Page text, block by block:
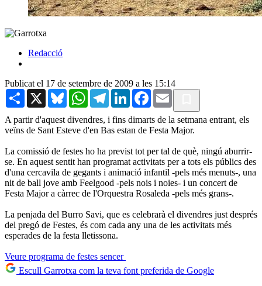
Redacció
Publicat el 17 de setembre de 2009 a les 15:14
Share X BlueskyWhatsAppTelegramLinkedInFacebook
Email
A partir d'aquest divendres, i fins dimarts de la setmana entrant, els
veïns de Sant Esteve d'en Bas estan de Festa Major.
La comissió de festes ho ha previst tot per tal de què, ningú aburrir-
se. En aquest sentit han programat activitats per a tots els públics des
d'una cercavila de gegants i animació infantil -pels més menuts-, una
nit de ball jove amb Feelgood -pels nois i noies- i un concert de
Festa Major a càrrec de l'Orquestra Rosaleda -pels més grans-.
La penjada del Burro Savi, que es celebrarà el divendres just després
del pregó de Festes, és com cada any una de les activitats més
esperades de la festa lletissona.
Veure programa de festes sencer
Escull Garrotxa com la teva font preferida de Google